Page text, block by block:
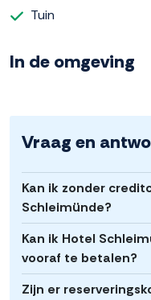
Tuin
In de omgeving
Vraag en
Kan ik zonder
Schleimünde?
Kan ik Hotel
vooraf te betalen?
Zijn er